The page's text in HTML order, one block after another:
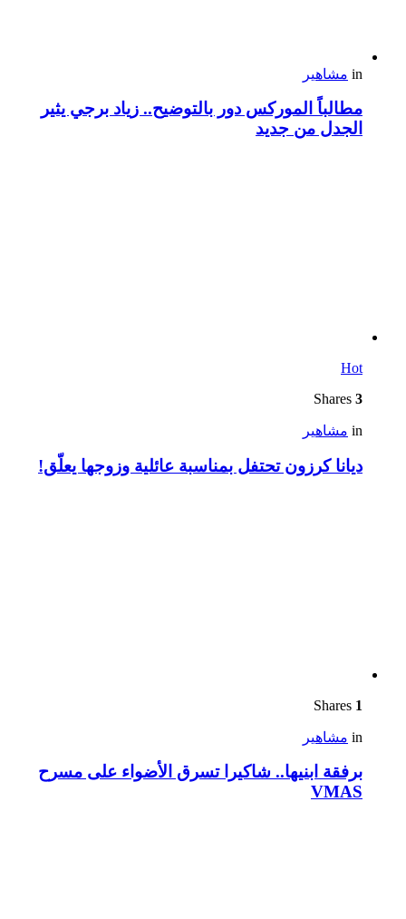
in مشاهير
مطالباً الموركس دور بالتوضيح.. زياد برجي يثير
الجدل من جديد
Hot
3
in مشاهير
ديانا كرزون تحتفل بمناسبة عائلية وزوجها يعلّق!
1
in مشاهير
برفقة ابنيها.. شاكيرا تسرق الأضواء على مسرح
VMAS